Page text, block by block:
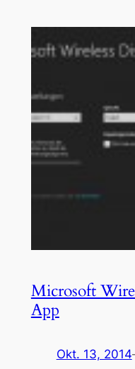
Microsoft
App
Okt. 13, 2014